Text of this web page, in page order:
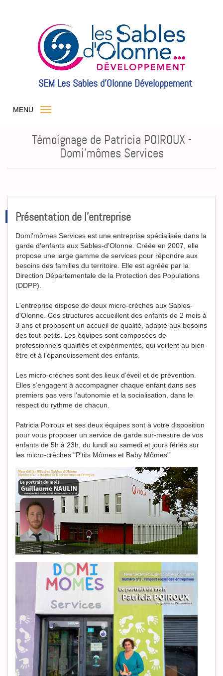
SEM Les Sables d'Olonne Développement
MENU
Témoignage de Patricia POIROUX -
Domi'mômes Services
Présentation de l'entreprise
Domi'mômes Services est une entreprise spécialisée dans la
garde d'enfants aux Sables-d'Olonne. Créée en 2007, elle
propose une large gamme de services pour répondre aux
besoins des familles du territoire. Elle est agréée par la
Direction Départementale de la Protection des Populations
(DDPP).
L'entreprise dispose de deux micro-crèches aux Sables-
d'Olonne. Ces structures accueillent des enfants de 2 mois à
3 ans et proposent un accueil de qualité, adapté aux besoins
des tout-petits. Les équipes sont composées de
professionnels qualifiés et expérimentés, qui veillent au bien-
être et à l'épanouissement des enfants.
Les micro-crèches sont des lieux d’éveil et de prévention.
Elles s’engagent à accompagner chaque enfant dans ses
premiers pas vers l’autonomie et la socialisation, dans le
respect du rythme de chacun.
Patricia Poiroux et ses deux équipes sont à votre disposition
pour vous proposer un service de garde sur-mesure de vos
enfants de 5h à 23h, du lundi au samedi et jours fériés sur
les micro-crèches "P’tits Mômes et Baby Mômes".